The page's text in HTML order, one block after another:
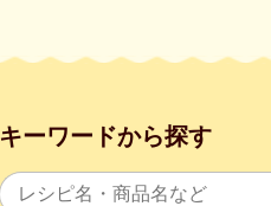
キーワードから探す